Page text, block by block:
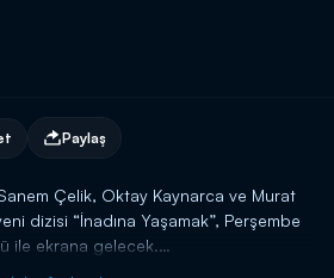
Paylaş
Çelik, Oktay Kaynarca ve Murat
dizisi “İnadına Yaşamak”, Perşembe
ile ekrana gelecek.